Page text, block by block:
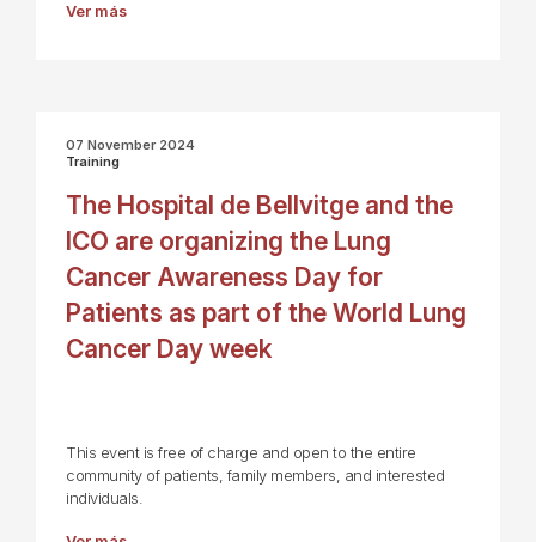
Ver más
07 November 2024
Training
The Hospital de Bellvitge and the
ICO are organizing the Lung
Cancer Awareness Day for
Patients as part of the World Lung
Cancer Day week
This event is free of charge and open to the entire
community of patients, family members, and interested
individuals.